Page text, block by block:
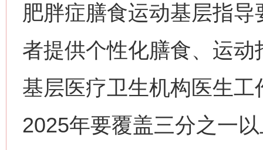
肥胖症膳食运动基层指
者提供个性化膳食、运
基层医疗卫生机构医生
2025年要覆盖三分之一